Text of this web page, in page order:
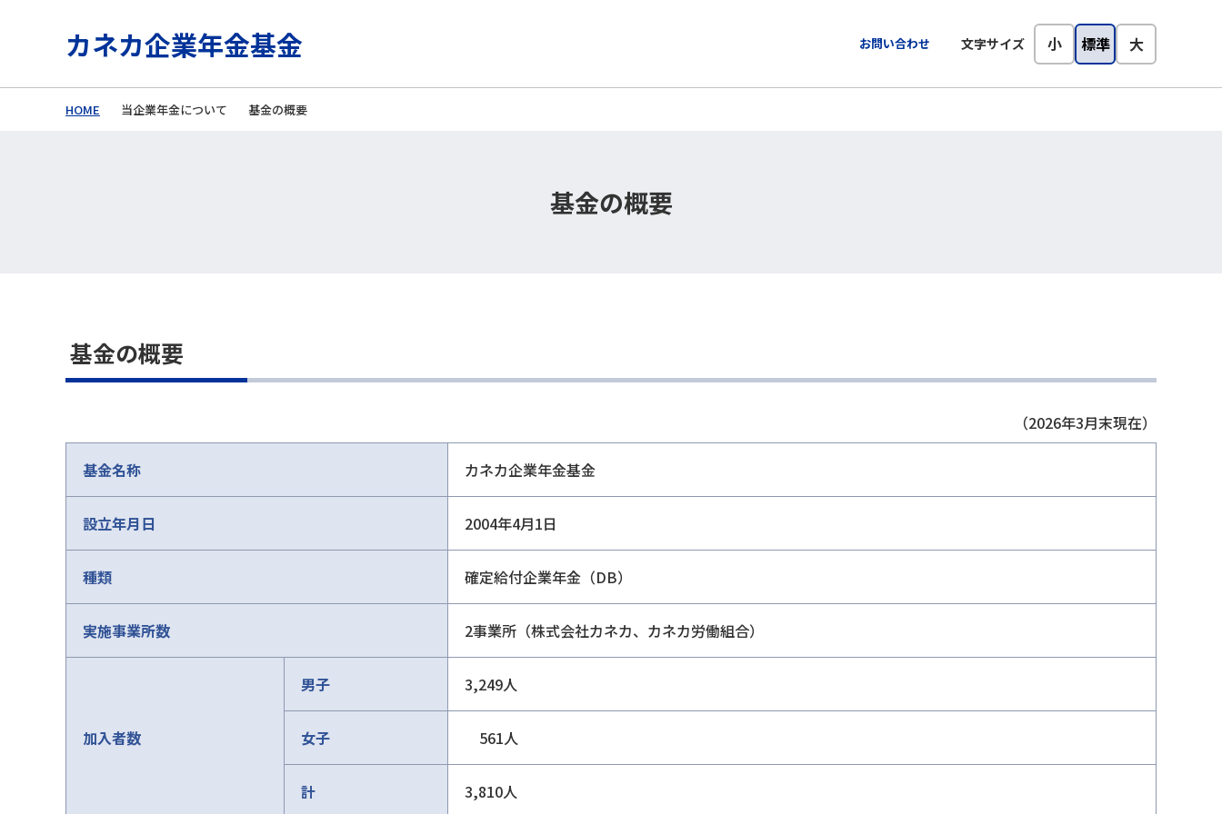
カネカ企業年金基金 お問い合わせ 文字サイズ 小 標準 大
HOME 当企業年金について 基金の概要
基金の概要
基金の概要
（2026年3月末現在）
基金名称 カネカ企業年金基金
設立年月日 2004年4月1日
種類 確定給付企業年金（DB）
実施事業所数 2事業所（株式会社カネカ、カネカ労働組合）
加入者数
男子 3,249人
女子 561人
計 3,810人